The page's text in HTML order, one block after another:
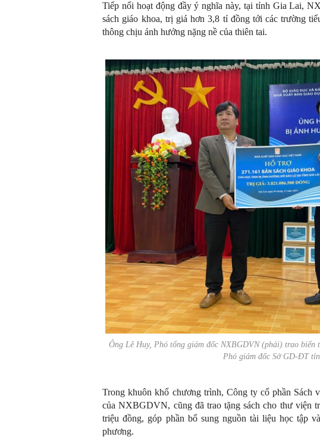
Tiếp nối hoạt động đầy ý nghĩa này, tại tỉnh Gia Lai,
sách giáo khoa, trị giá hơn 3,8 tỉ đồng tới các trường
thông chịu ảnh hưởng nặng nề của thiên tai.
Ông Lê Huy, Phó tổng giám đốc NXBGDVN (phải) trao biển
Phó giám đốc Sở GD-ĐT
Trong khuôn khổ chương trình, Công ty cổ phần
của NXBGDVN, cũng đã trao tặng sách cho thư viện
triệu đồng, góp phần bổ sung nguồn tài liệu học tập
phương.